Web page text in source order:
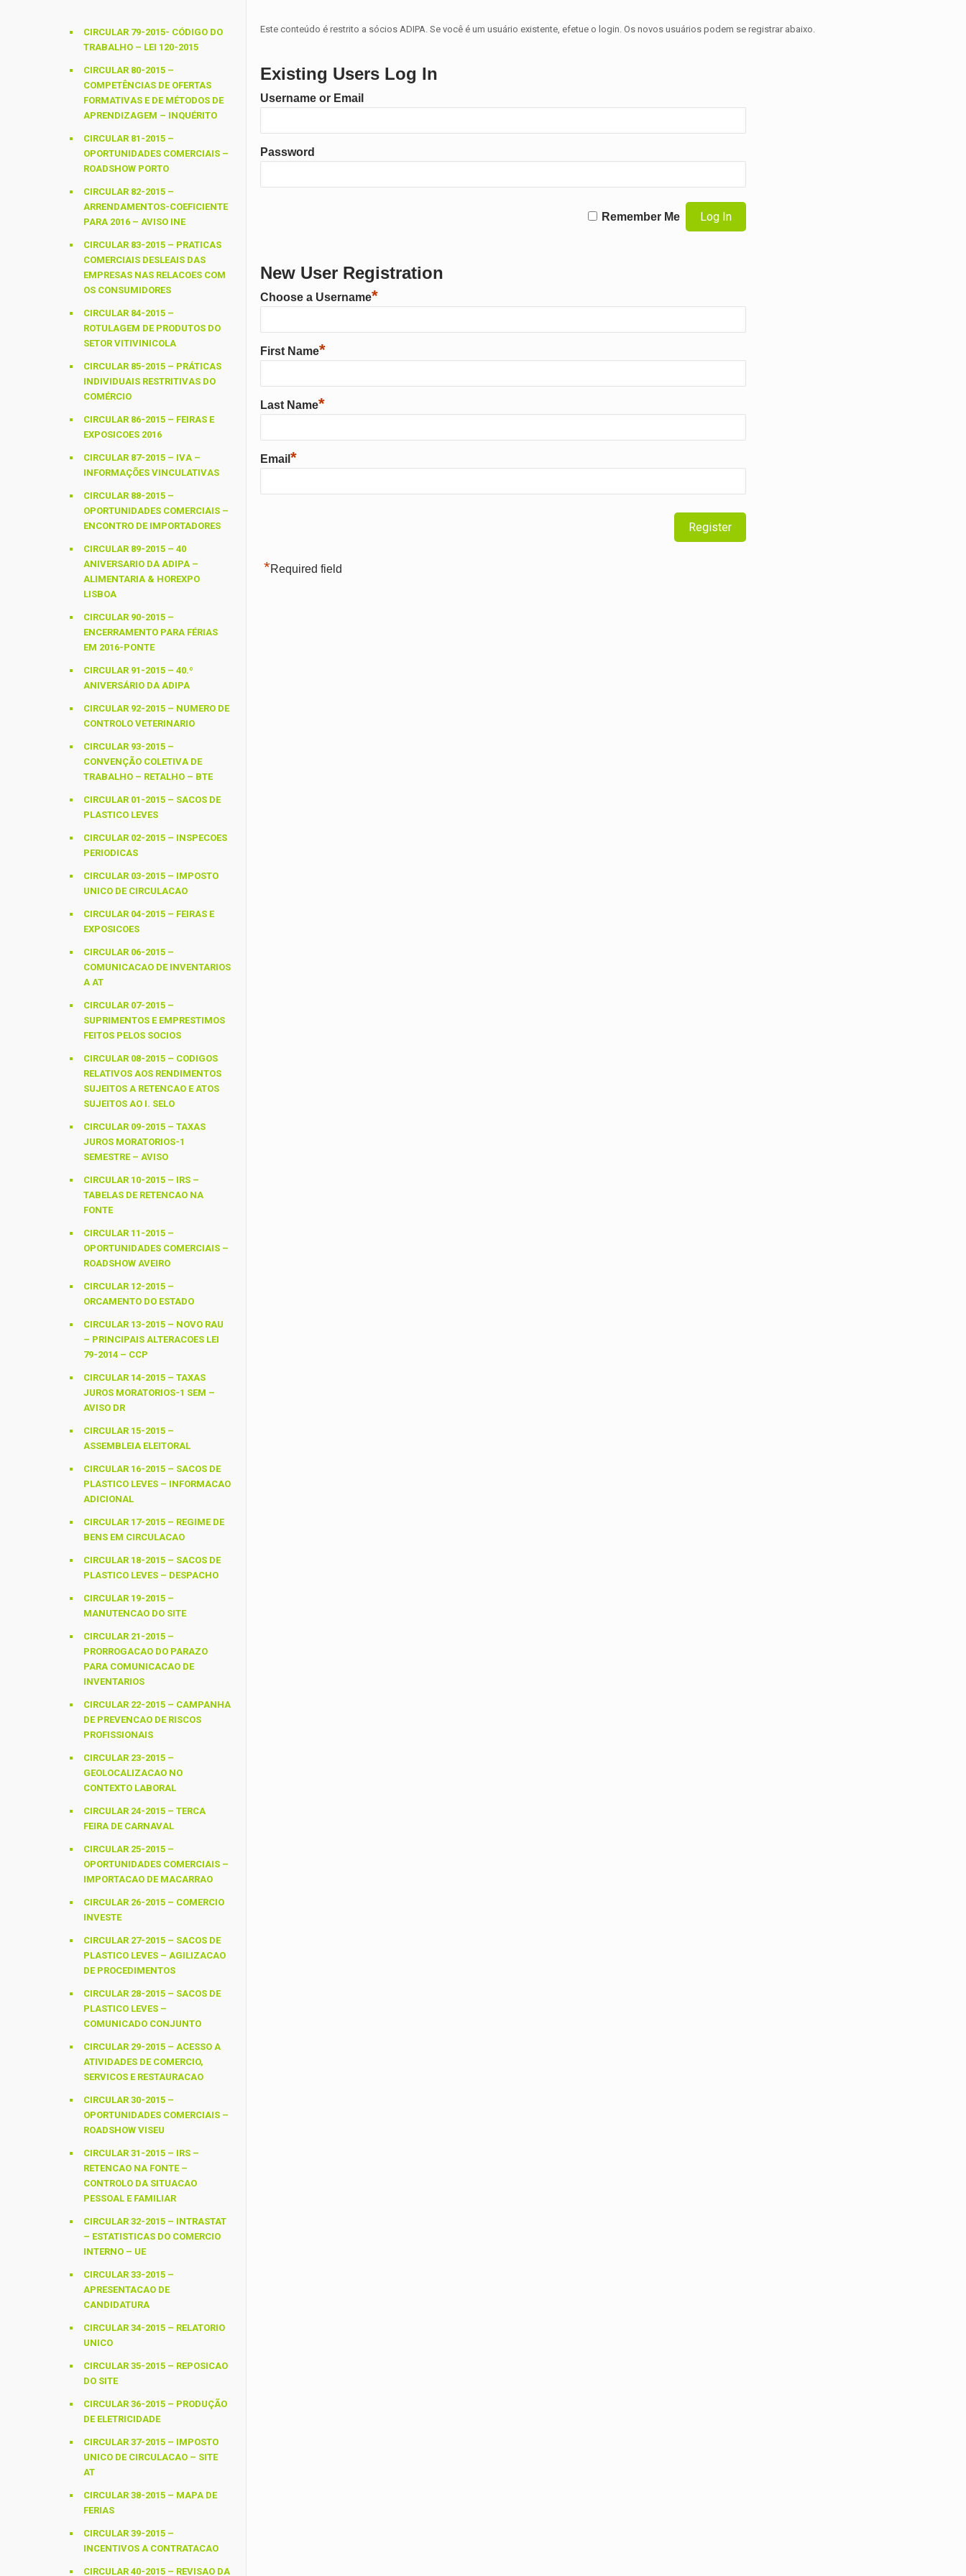
Este conteúdo é restrito a sócios ADIPA. Se você é um usuário existente, efetue o login. Os novos usuários podem se registrar abaixo.
Existing Users Log In
Username or Email
Password
Remember Me
New User Registration
Choose a Username*
First Name*
Last Name*
Email *
*Required field
CIRCULAR 79-2015- CÓDIGO DO
TRABALHO – LEI 120-2015
CIRCULAR 80-2015 –
COMPETÊNCIAS DE OFERTAS
FORMATIVAS E DE MÉTODOS DE
APRENDIZAGEM – INQUÉRITO
CIRCULAR 81-2015 –
OPORTUNIDADES COMERCIAIS –
ROADSHOW PORTO
CIRCULAR 82-2015 –
ARRENDAMENTOS-COEFICIENTE
PARA 2016 – AVISO INE
CIRCULAR 83-2015 – PRATICAS
COMERCIAIS DESLEAIS DAS
EMPRESAS NAS RELACOES COM
OS CONSUMIDORES
CIRCULAR 84-2015 –
ROTULAGEM DE PRODUTOS DO
SETOR VITIVINICOLA
CIRCULAR 85-2015 – PRÁTICAS
INDIVIDUAIS RESTRITIVAS DO
COMÉRCIO
CIRCULAR 86-2015 – FEIRAS E
EXPOSICOES 2016
CIRCULAR 87-2015 – IVA –
INFORMAÇÕES VINCULATIVAS
CIRCULAR 88-2015 –
OPORTUNIDADES COMERCIAIS –
ENCONTRO DE IMPORTADORES
CIRCULAR 89-2015 – 40
ANIVERSARIO DA ADIPA –
ALIMENTARIA & HOREXPO
LISBOA
CIRCULAR 90-2015 –
ENCERRAMENTO PARA FÉRIAS
EM 2016-PONTE
CIRCULAR 91-2015 – 40.º
ANIVERSÁRIO DA ADIPA
CIRCULAR 92-2015 – NUMERO DE
CONTROLO VETERINARIO
CIRCULAR 93-2015 –
CONVENÇÃO COLETIVA DE
TRABALHO – RETALHO – BTE
CIRCULAR 01-2015 – SACOS DE
PLASTICO LEVES
CIRCULAR 02-2015 – INSPECOES
PERIODICAS
CIRCULAR 03-2015 – IMPOSTO
UNICO DE CIRCULACAO
CIRCULAR 04-2015 – FEIRAS E
EXPOSICOES
CIRCULAR 06-2015 –
COMUNICACAO DE INVENTARIOS
A AT
CIRCULAR 07-2015 –
SUPRIMENTOS E EMPRESTIMOS
FEITOS PELOS SOCIOS
CIRCULAR 08-2015 – CODIGOS
RELATIVOS AOS RENDIMENTOS
SUJEITOS A RETENCAO E ATOS
SUJEITOS AO I. SELO
CIRCULAR 09-2015 – TAXAS
JUROS MORATORIOS-1
SEMESTRE – AVISO
CIRCULAR 10-2015 – IRS –
TABELAS DE RETENCAO NA
FONTE
CIRCULAR 11-2015 –
OPORTUNIDADES COMERCIAIS –
ROADSHOW AVEIRO
CIRCULAR 12-2015 –
ORCAMENTO DO ESTADO
CIRCULAR 13-2015 – NOVO RAU
– PRINCIPAIS ALTERACOES LEI
79-2014 – CCP
CIRCULAR 14-2015 – TAXAS
JUROS MORATORIOS-1 SEM –
AVISO DR
CIRCULAR 15-2015 –
ASSEMBLEIA ELEITORAL
CIRCULAR 16-2015 – SACOS DE
PLASTICO LEVES – INFORMACAO
ADICIONAL
CIRCULAR 17-2015 – REGIME DE
BENS EM CIRCULACAO
CIRCULAR 18-2015 – SACOS DE
PLASTICO LEVES – DESPACHO
CIRCULAR 19-2015 –
MANUTENCAO DO SITE
CIRCULAR 21-2015 –
PRORROGACAO DO PARAZO
PARA COMUNICACAO DE
INVENTARIOS
CIRCULAR 22-2015 – CAMPANHA
DE PREVENCAO DE RISCOS
PROFISSIONAIS
CIRCULAR 23-2015 –
GEOLOCALIZACAO NO
CONTEXTO LABORAL
CIRCULAR 24-2015 – TERCA
FEIRA DE CARNAVAL
CIRCULAR 25-2015 –
OPORTUNIDADES COMERCIAIS –
IMPORTACAO DE MACARRAO
CIRCULAR 26-2015 – COMERCIO
INVESTE
CIRCULAR 27-2015 – SACOS DE
PLASTICO LEVES – AGILIZACAO
DE PROCEDIMENTOS
CIRCULAR 28-2015 – SACOS DE
PLASTICO LEVES –
COMUNICADO CONJUNTO
CIRCULAR 29-2015 – ACESSO A
ATIVIDADES DE COMERCIO,
SERVICOS E RESTAURACAO
CIRCULAR 30-2015 –
OPORTUNIDADES COMERCIAIS –
ROADSHOW VISEU
CIRCULAR 31-2015 – IRS –
RETENCAO NA FONTE –
CONTROLO DA SITUACAO
PESSOAL E FAMILIAR
CIRCULAR 32-2015 – INTRASTAT
– ESTATISTICAS DO COMERCIO
INTERNO – UE
CIRCULAR 33-2015 –
APRESENTACAO DE
CANDIDATURA
CIRCULAR 34-2015 – RELATORIO
UNICO
CIRCULAR 35-2015 – REPOSICAO
DO SITE
CIRCULAR 36-2015 – PRODUÇÃO
DE ELETRICIDADE
CIRCULAR 37-2015 – IMPOSTO
UNICO DE CIRCULACAO – SITE
AT
CIRCULAR 38-2015 – MAPA DE
FERIAS
CIRCULAR 39-2015 –
INCENTIVOS A CONTRATACAO
CIRCULAR 40-2015 – REVISAO DA